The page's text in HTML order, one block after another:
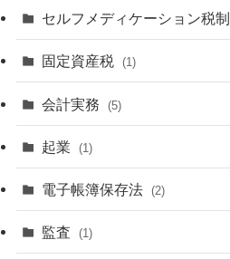
セルフメディケーション税制
固定資産税 (1)
会計実務 (5)
起業 (1)
電子帳簿保存法 (2)
監査 (1)